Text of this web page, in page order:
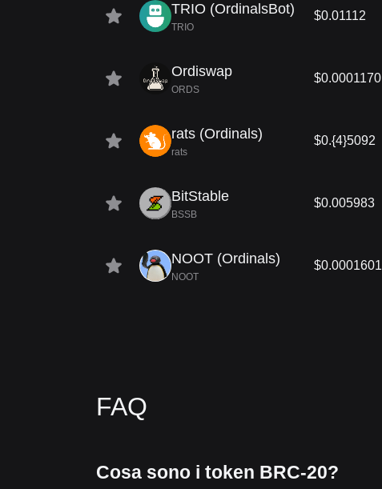
TRIO (OrdinalsBot)
TRIO
$0.01112
Ordiswap
ORDS
$0.0001170
rats (Ordinals)
rats
$0.{4}5092
BitStable
BSSB
$0.005983
NOOT (Ordinals)
NOOT
$0.0001601
FAQ
Cosa sono i token BRC-20?